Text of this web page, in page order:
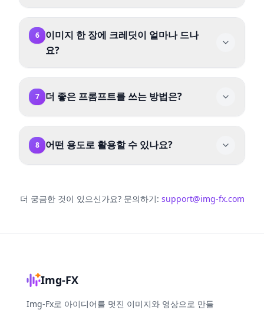
6
이미지 한 장에 크레딧이 얼마나 드나
요?
7 더 좋은 프롬프트를 쓰는 방법은?
로 감싸 주세요. 참고 이미지를 쓸 때는 유지할 부
8 어떤 용도로 활용할 수 있나요?
이미지에 대한 참고 이미지 기반 편집 등에 적합합
더 궁금한 것이 있으신가요? 문의하기: support@img-fx.com
Img-FX
Img-Fx로 아이디어를 멋진 이미지와 영상으로 만들